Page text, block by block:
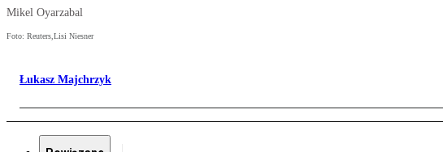
Mikel Oyarzabal
Foto: Reuters,Lisi Niesner
Łukasz Majchrzyk